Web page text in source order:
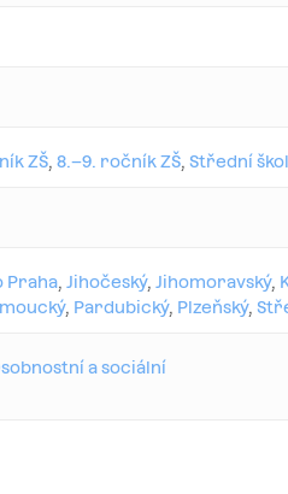
ZŠ, 8.–9. ročník ZŠ, Střední
Praha, Jihočeský, Jihomoravský,
, Pardubický, Plzeňský,
a sociální